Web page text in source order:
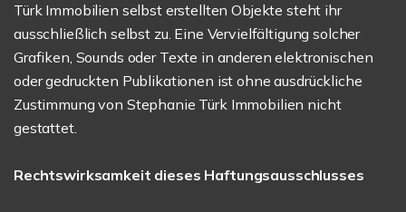
Türk Immobilien selbst erstellten Objekte steht ihr
ausschließlich selbst zu. Eine Vervielfältigung solcher
Grafiken, Sounds oder Texte in anderen elektronischen
oder gedruckten Publikationen ist ohne ausdrückliche
Zustimmung von Stephanie Türk Immobilien nicht
gestattet.
Rechtswirksamkeit dieses Haftungsausschlusses